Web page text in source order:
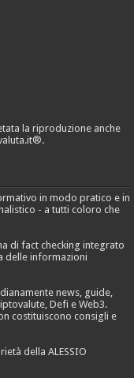
la riproduzione anche
in modo pratico e in
- a tutti coloro che
di fact checking integrato
delle informazioni
news, guide,
Defi e Web3.
costituiscono consigli e
della ALESSIO